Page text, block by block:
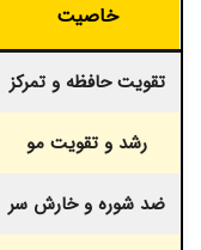
خاصیت
تقویت حافظه و تمرکز
رشد و تقویت مو
ضد شوره و خارش سر